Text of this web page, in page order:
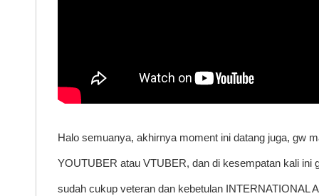
Halo semuanya, akhirnya moment ini datang juga, gw
YOUTUBER atau VTUBER, dan di kesempatan kali
sudah cukup veteran dan kebetulan INTERNATIONAL